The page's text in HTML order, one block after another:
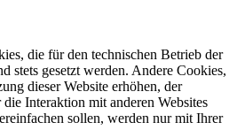
die für den technischen Betrieb der
stets gesetzt werden. Andere Cookies,
dieser Website erhöhen, der
Interaktion mit anderen Websites
sollen, werden nur mit Ihrer